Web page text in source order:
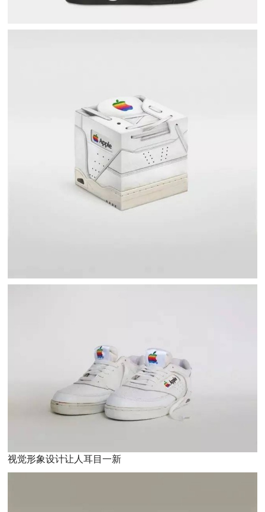
视觉形象设计让人耳目一新